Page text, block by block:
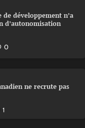
développement n’a
d’autonomisation
0
ne recrute pas
1